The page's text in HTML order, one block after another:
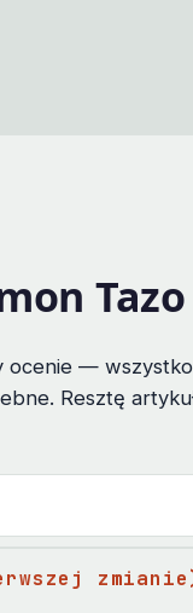
Tazo
ocenie — wszystko
Resztę